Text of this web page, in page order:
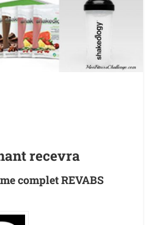
recevra
complet REVABS